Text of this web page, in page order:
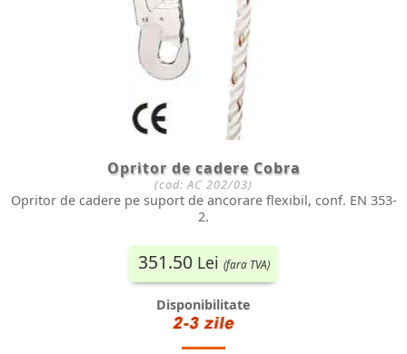
Opritor de cadere Cobra
(cod:AC 202/03)
Opritor de cadere pe suport de ancorare flexibil, conf. EN 353-
2.
351.50 Lei (fara TVA)
Disponibilitate